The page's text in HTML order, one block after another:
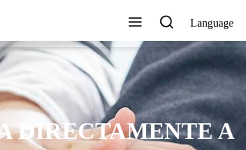
Language
DIRECTAMENTE A